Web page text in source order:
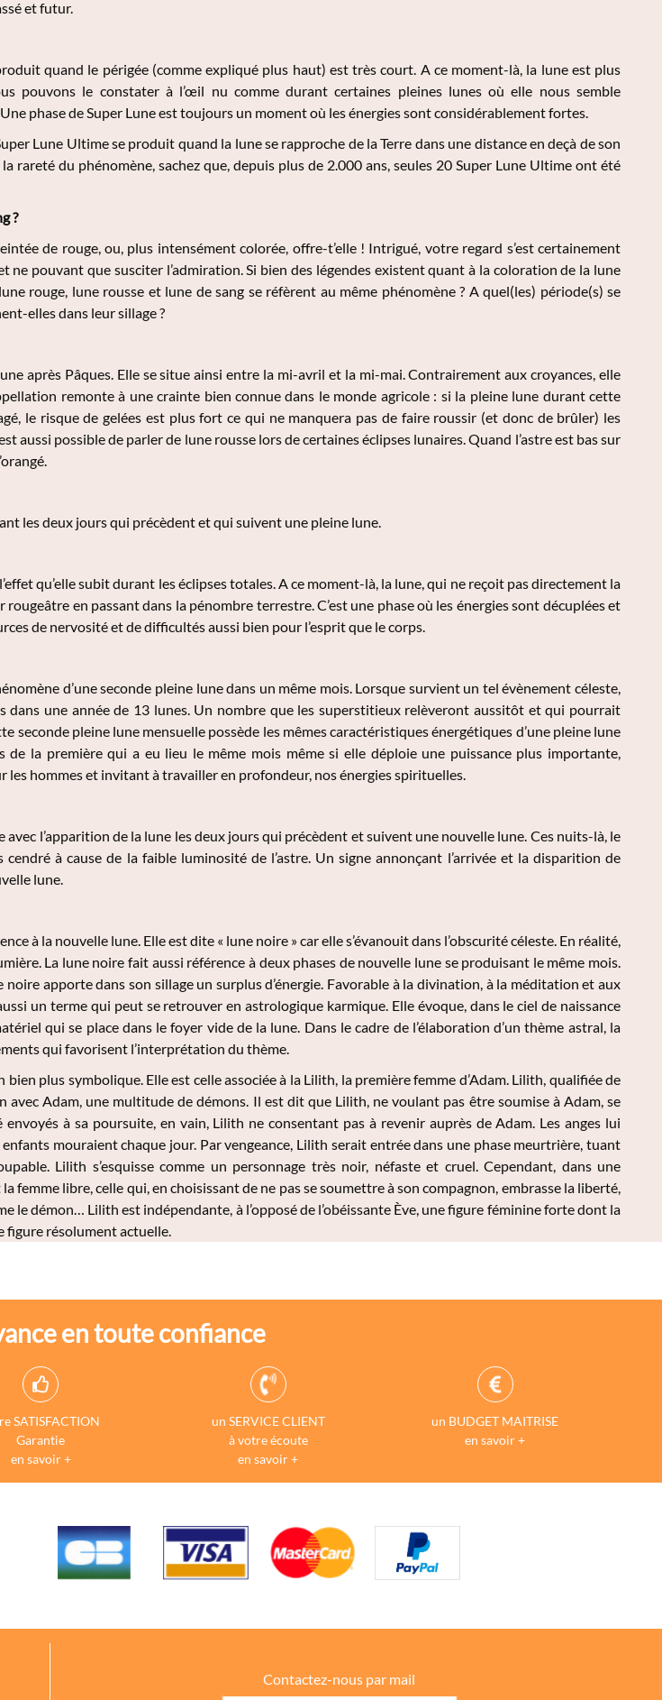
et futur.
quand le périgée (comme expliqué plus haut) est très court. A ce moment-là, la lune est plus
pouvons le constater à l’œil nu comme durant certaines pleines lunes où elle nous semble
phase de Super Lune est toujours un moment où les énergies sont considérablement fortes.
Lune Ultime se produit quand la lune se rapproche de la Terre dans une distance en deçà de son
rareté du phénomène, sachez que, depuis plus de 2.000 ans, seules 20 Super Lune Ultime ont été
?
de rouge, ou, plus intensément colorée, offre-t’elle ! Intrigué, votre regard s’est certainement
ne pouvant que susciter l’admiration. Si bien des légendes existent quant à la coloration de la lune
rouge, lune rousse et lune de sang se réfèrent au même phénomène ? A quel(les) période(s) se
elles dans leur sillage ?
après Pâques. Elle se situe ainsi entre la mi-avril et la mi-mai. Contrairement aux croyances, elle
remonte à une crainte bien connue dans le monde agricole : si la pleine lune durant cette
le risque de gelées est plus fort ce qui ne manquera pas de faire roussir (et donc de brûler) les
aussi possible de parler de lune rousse lors de certaines éclipses lunaires. Quand l’astre est bas sur
les deux jours qui précèdent et qui suivent une pleine lune.
qu’elle subit durant les éclipses totales. A ce moment-là, la lune, qui ne reçoit pas directement la
rougeâtre en passant dans la pénombre terrestre. C’est une phase où les énergies sont décuplées et
de nervosité et de difficultés aussi bien pour l’esprit que le corps.
d’une seconde pleine lune dans un même mois. Lorsque survient un tel évènement céleste,
dans une année de 13 lunes. Un nombre que les superstitieux relèveront aussitôt et qui pourrait
seconde pleine lune mensuelle possède les mêmes caractéristiques énergétiques d’une pleine lune
de la première qui a eu lieu le même mois même si elle déploie une puissance plus importante,
les hommes et invitant à travailler en profondeur, nos énergies spirituelles.
l’apparition de la lune les deux jours qui précèdent et suivent une nouvelle lune. Ces nuits-là, le
à cause de la faible luminosité de l’astre. Un signe annonçant l’arrivée et la disparition de
lune.
à la nouvelle lune. Elle est dite « lune noire » car elle s’évanouit dans l’obscurité céleste. En réalité,
La lune noire fait aussi référence à deux phases de nouvelle lune se produisant le même mois.
apporte dans son sillage un surplus d’énergie. Favorable à la divination, à la méditation et aux
un terme qui peut se retrouver en astrologique karmique. Elle évoque, dans le ciel de naissance
qui se place dans le foyer vide de la lune. Dans le cadre de l’élaboration d’un thème astral, la
qui favorisent l’interprétation du thème.
plus symbolique. Elle est celle associée à la Lilith, la première femme d’Adam. Lilith, qualifiée de
avec Adam, une multitude de démons. Il est dit que Lilith, ne voulant pas être soumise à Adam, se
à sa poursuite, en vain, Lilith ne consentant pas à revenir auprès de Adam. Les anges lui
mouraient chaque jour. Par vengeance, Lilith serait entrée dans une phase meurtrière, tuant
Lilith s’esquisse comme un personnage très noir, néfaste et cruel. Cependant, dans une
femme libre, celle qui, en choisissant de ne pas se soumettre à son compagnon, embrasse la liberté,
le démon… Lilith est indépendante, à l’opposé de l’obéissante Ève, une figure féminine forte dont la
figure résolument actuelle.
en toute confiance
SATISFACTION
Garantie
en savoir +
un SERVICE CLIENT
à votre écoute
en savoir +
un BUDGET MAITRISE
en savoir +
Contactez-nous par mail